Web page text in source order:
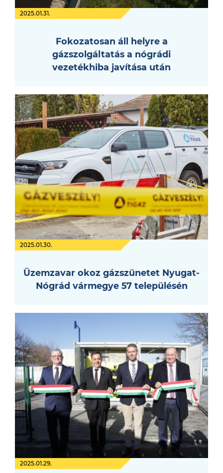
2025.01.31.
Fokozatosan áll helyre a
gázszolgáltatás a nógrádi
vezetékhiba javítása után
2025.01.30.
Üzemzavar okoz gázszünetet Nyugat-
Nógrád vármegye 57 településén
2025.01.29.